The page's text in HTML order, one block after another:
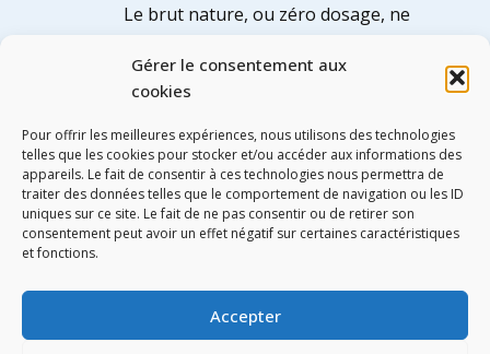
Gérer le consentement aux
cookies
Pour offrir les meilleures expériences, nous utilisons des technologies
telles que les cookies pour stocker et/ou accéder aux informations des
appareils. Le fait de consentir à ces technologies nous permettra de
traiter des données telles que le comportement de navigation ou les ID
uniques sur ce site. Le fait de ne pas consentir ou de retirer son
consentement peut avoir un effet négatif sur certaines caractéristiques
et fonctions.
Accepter
Le brut nature, ou zéro dosage, ne
fermentation, offrant une pureté et
fraîcheur extrêmes, ce qui le
distingue facilement des
champagnes plus dosés.
Share Tweet